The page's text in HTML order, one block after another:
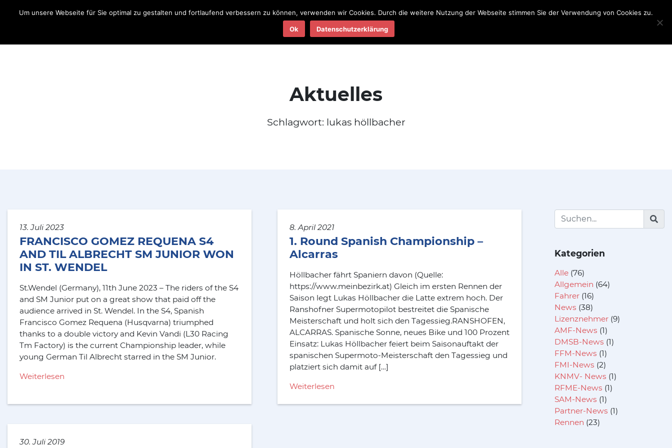
Termine
2025
Ergebnisse
2025
Aktuelles
Schlagwort: lukas höllbacher
13. Juli 2023
FRANCISCO GOMEZ REQUENA S4
AND TIL ALBRECHT SM JUNIOR WON
IN ST. WENDEL
St.Wendel (Germany), 11th June 2023 – The riders of the S4
and SM Junior put on a great show that paid off the
audience arrived in St. Wendel. In the S4, Spanish
Francisco Gomez Requena (Husqvarna) triumphed
thanks to a double victory and Kevin Vandi (L30 Racing
Tm Factory) is the current Championship leader, while
young German Til Albrecht starred in the SM Junior.
Weiterlesen
8. April 2021
1. Round Spanish Championship –
Alcarras
Höllbacher fährt Spaniern davon (Quelle:
https://www.meinbezirk.at) Gleich im ersten Rennen der
Saison legt Lukas Höllbacher die Latte extrem hoch. Der
Ranshofner Supermotopilot bestreitet die Spanische
Meisterschaft und holt sich den Tagessieg.RANSHOFEN,
ALCARRAS. Spanische Sonne, neues Bike und 100 Prozent
Einsatz: Lukas Höllbacher feiert beim Saisonauftakt der
spanischen Supermoto-Meisterschaft den Tagessieg und
platziert sich damit auf […]
Weiterlesen
30. Juli 2019
Kategorien
Alle (76)
Allgemein (64)
Fahrer (16)
News (38)
Lizenznehmer (9)
AMF-News (1)
DMSB-News (1)
FFM-News (1)
FMI-News (2)
KNMV- News (1)
RFME-News (1)
SAM-News (1)
Partner-News (1)
Rennen (23)
Um unsere Webseite für Sie optimal zu gestalten und fortlaufend verbessern zu können, verwenden wir Cookies. Durch die weitere Nutzung der Webseite stimmen Sie der Verwendung von Cookies zu.
Ok Datenschutzerklärung